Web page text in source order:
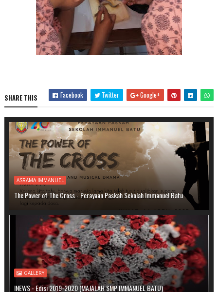
SHARE THIS Facebook Twitter Google+
ASRAMA IMMANUEL
The Power of The Cross - Perayaan Paskah Sekolah Immanuel Batu
GALLERY
INEWS - Edisi 2019-2020 (MAJALAH SMP IMMANUEL BATU)